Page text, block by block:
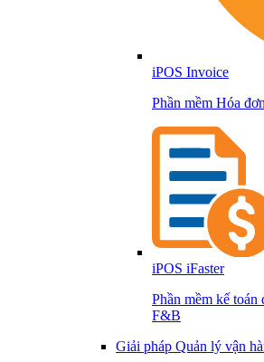
iPOS Invoice
Phần mềm Hóa
iPOS iFaster
Phần mềm kế
F&B
Giải pháp Quản lý vận